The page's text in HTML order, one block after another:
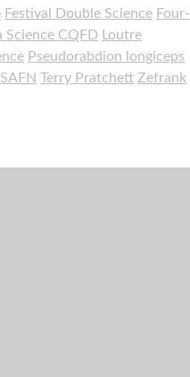
Festival Double Science Four-
Science CQFD Loutre
Pseudorabdion longiceps
Terry Pratchett Zefrank